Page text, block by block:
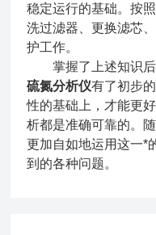
稳定运行的基础。按
洗过滤器、更换滤芯
护工作。
掌握了上述知识后
硫氮分析仪有了初步
性的基础上，才能更
析都是准确可靠的。
更加自如地运用这一*
到的各种问题。